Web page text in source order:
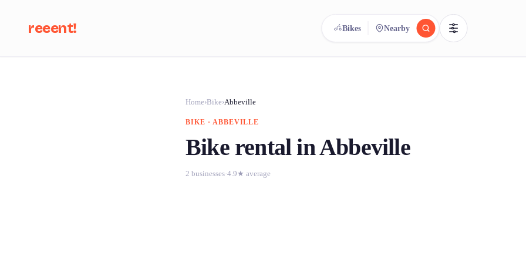
reeent!
Search.
Bikes Nearby
Home›Bike›Abbeville
BIKE · ABBEVILLE
Bike rental in Abbeville
2 businesses 4.9★ average